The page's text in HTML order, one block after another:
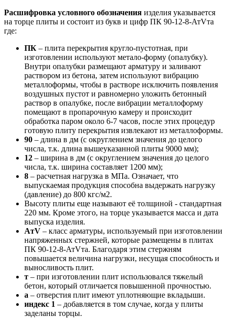
Расшифровка условного обозначения изделия указывается
на торце плиты и состоит из букв и цифр ПК 90-12-8-АтVта
где:
ПК – плита перекрытия кругло-пустотная, при
изготовлении используют метало-форму (опалубку).
Внутри опалубки размещают арматуру и заливают
раствором из бетона, затем используют вибрацию
металлоформы, чтобы в растворе исключить появления
воздушных пустот и равномерно уложить бетонный
раствор в опалубке, после вибрации металлоформу
помещают в пропарочную камеру и происходит
обработка паром около 6-7 часов, после этих процедур
готовую плиту перекрытия извлекают из металлоформы.
90 – длина в дм (с округлением значения до целого
числа, т.к. длина вышеуказанной плиты 9000 мм);
12 – ширина в дм (с округлением значения до целого
числа, т.к. ширина составляет 1200 мм);
8 – расчетная нагрузка в МПа. Означает, что
выпускаемая продукция способна выдержать нагрузку
(давление) до 800 кгс/м2.
Высоту плиты еще называют её толщиной - стандартная
220 мм. Кроме этого, на торце указывается масса и дата
выпуска изделия.
AтV – класс арматуры, используемый при изготовлении
напряженных стержней, которые размещены в плитах
ПК 90-12-8-АтVта. Благодаря этим стержням
повышается величина нагрузки, несущая способность и
выносливость плит.
т – при изготовлении плит использовался тяжелый
бетон, который отличается повышенной прочностью.
а – отверстия плит имеют уплотняющие вкладыши.
индекс 1 – добавляется в том случае, когда у плиты
заделаны торцы.